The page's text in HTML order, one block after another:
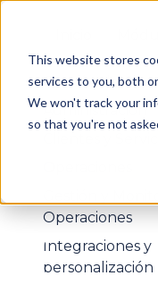
This website stores
services to you, both
We won't track your
so that you're not
Gestión de
Inicio de sesión
Mi Cuenta
Administración
Configuración
Campos
Procesos
Subprocesos
Formularios
Operaciones
Tareas Operativas
Agenda
Rastreo GPS
Integraciones y
personalización